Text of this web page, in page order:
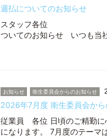
週払についてのお知らせ
スタッ
ついてのお知らせ いつも当
お知らせ 衛生委員会からのお知らせ
2026年7月度 衛生委員会か
従業員 各位 日頃のご精勤に
になります。 7月度のテーマ